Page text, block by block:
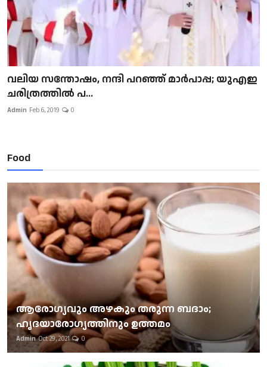
വലിയ സന്തോഷം, നന്ദി പറഞ്ഞ് മാർപാപ്പ; യുഎഇ
ചരിത്രത്തിൽ പ...
Admin Feb 6, 2019 0
Food
ആരോഗ്യവും അഴകും തരുന്ന ബദാം;
ഹൃദയാരോഗ്യത്തിനും ഉത്തമം
Admin Oct 29, 2021 0